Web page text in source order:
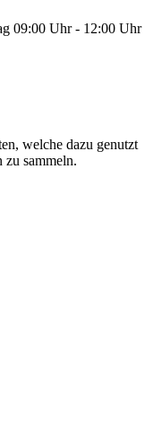
09:00 Uhr - 12:00 Uhr
welche dazu genutzt
zu sammeln.